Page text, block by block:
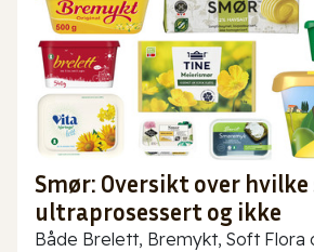
Smør: Oversikt over hvilke
ultraprosessert og ikke
Både Brelett, Bremykt, Soft Flora